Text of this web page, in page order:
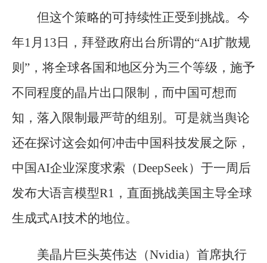
但这个策略的可持续性正受到挑战。今
年1月13日，拜登政府出台所谓的“AI扩散规
则”，将全球各国和地区分为三个等级，施予
不同程度的晶片出口限制，而中国可想而
知，落入限制最严苛的组别。可是就当舆论
还在探讨这会如何冲击中国科技发展之际，
中国AI企业深度求索（DeepSeek）于一周后
发布大语言模型R1，直面挑战美国主导全球
生成式AI技术的地位。
美晶片巨头英伟达（Nvidia）首席执行